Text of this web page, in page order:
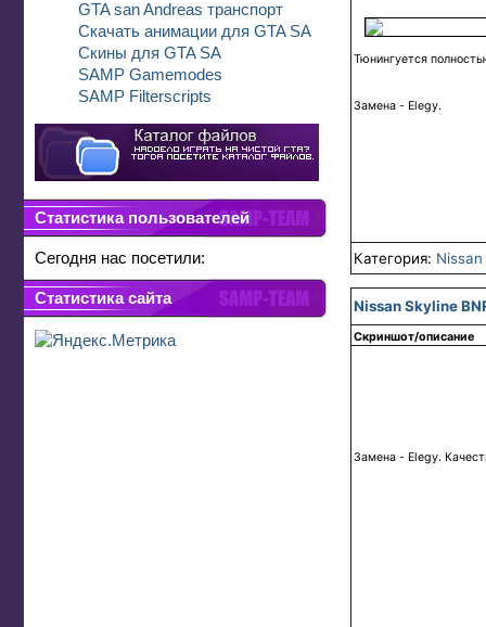
GTA san Andreas транспорт
Скачать анимации для GTA SA
Скины для GTA SA
SAMP Gamemodes
SAMP Filterscripts
Статистика пользователей
Сегодня нас посетили:
Статистика сайта
Тюнингуется
Замена - Elegy.
Категория: Nissan
Nissan Skyline
Скриншот/описание
Замена - Elegy.